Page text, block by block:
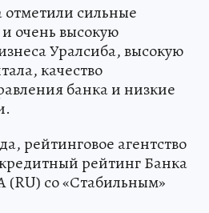
отметили сильные
очень высокую
Уралсиба, высокую
качество
банка и низкие
рейтинговое агентство
рейтинг Банка
(RU) со «Стабильным»